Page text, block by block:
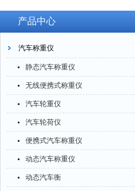
产品中心
汽车称重仪
静态汽车称重仪
无线便携式称重仪
汽车轮重仪
汽车轮荷仪
便携式汽车称重仪
动态汽车称重仪
动态汽车衡